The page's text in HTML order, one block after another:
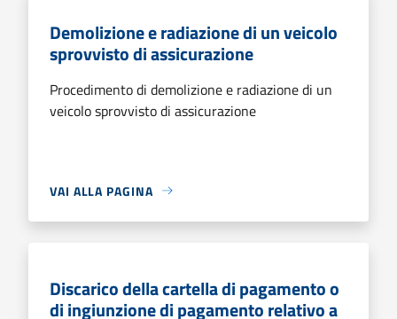
Demolizione e radiazione di un veicolo
sprovvisto di assicurazione
Procedimento di demolizione e radiazione di un
veicolo sprovvisto di assicurazione
VAI ALLA PAGINA
Discarico della cartella di pagamento o
di ingiunzione di pagamento relativo a